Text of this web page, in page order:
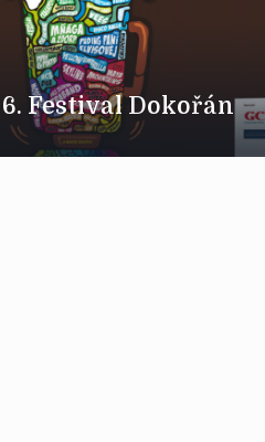
6. Festival Dokořán